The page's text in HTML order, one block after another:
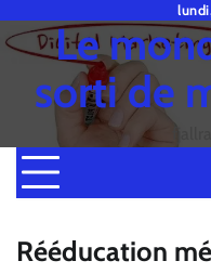
to
contentLe
sorti de
Rééducation